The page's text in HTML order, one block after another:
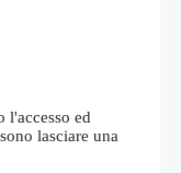
l'accesso ed
lasciare una